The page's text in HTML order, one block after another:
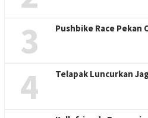
3 Pushbike Race Pekan
4 Telapak Luncurkan